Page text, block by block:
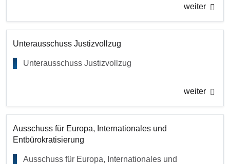
weiter
Unterausschuss Justizvollzug
Unterausschuss Justizvollzug
weiter
Ausschuss für Europa, Internationales und
Entbürokratisierung
Ausschuss für Europa, Internationales und